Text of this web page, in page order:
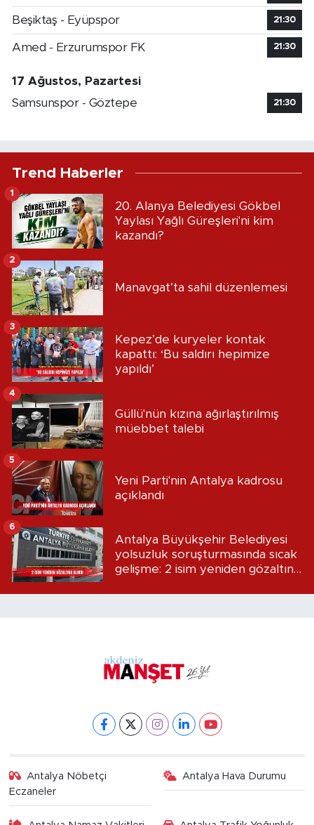
Beşiktaş - Eyüpspor 21:30
Amed - Erzurumspor FK 21:30
17 Ağustos, Pazartesi
Samsunspor - Göztepe
21:30
Trend Haberler
20. Alanya Belediyesi Gökbel
Yaylası Yağlı Güreşleri'ni kim
kazandı?
1
Manavgat’ta sahil düzenlemesi
2
Kepez’de kuryeler kontak
kapattı: ‘Bu saldırı hepimize
yapıldı’
3
Güllü'nün kızına ağırlaştırılmış
müebbet talebi
4
Yeni Parti'nin Antalya kadrosu
açıklandı
5
Antalya Büyükşehir Belediyesi
yolsuzluk soruşturmasında sıcak
gelişme: 2 isim yeniden gözaltına
6
Antalya Nöbetçi
Eczaneler
Antalya Hava Durumu